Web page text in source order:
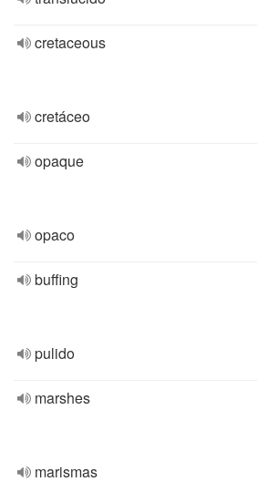
cretaceous
cretáceo
opaque
opaco
buffing
pulido
marshes
marismas